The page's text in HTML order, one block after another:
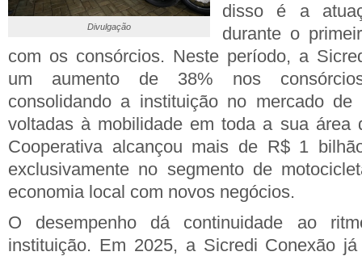
Divulgação
disso é a
durante o
com os consórcios. Neste período, a
um aumento de 38% nos
consolidando a instituição no mercado de
voltadas à mobilidade em toda a sua área
Cooperativa alcançou mais de R$ 1
exclusivamente no segmento de
economia local com novos negócios.
O desempenho dá continuidade ao
instituição. Em 2025, a Sicredi Conexão